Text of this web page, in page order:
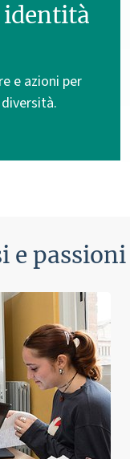
e azioni per
e passioni